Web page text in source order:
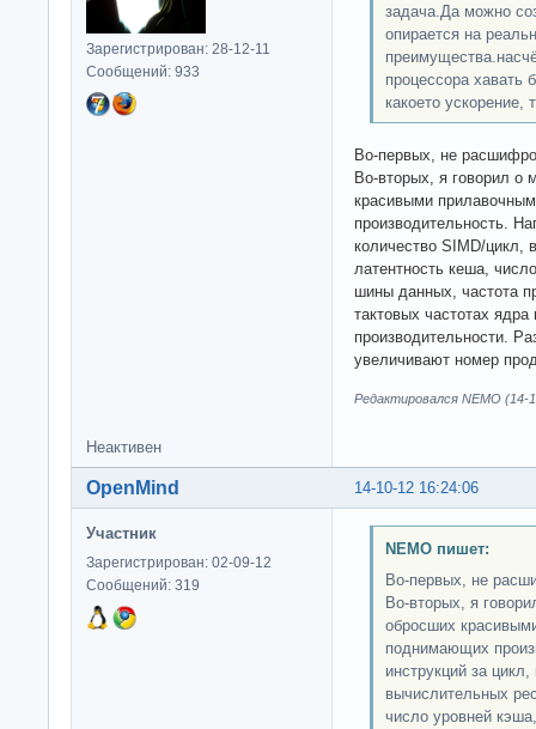
Зарегистрирован: 28-12-11
Сообщений: 933
задача.Да можно
опирается на
процессора хавать
какоето ускорение,
Во-первых, не
Во-вторых, я говорил о
красивыми
производительность.
количество SIMD/цикл,
латентность кеша,
шины данных, частота
тактовых частотах
производительности.
увеличивают номер
Редактировался NEMO (14-
Неактивен
14-10-12 16:24:06
OpenMind
Участник
Зарегистрирован: 02-09-12
Сообщений: 319
NEMO пишет:
Во-первых, не
Во-вторых, я
обросших
поднимающих
инструкций за
вычислительных
число уровней